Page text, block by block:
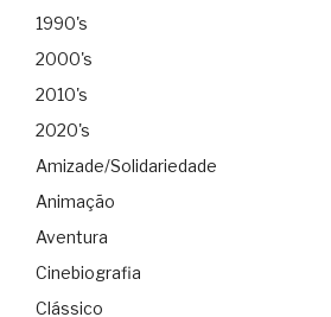
1990's
2000's
2010's
2020's
Amizade/Solidariedade
Animação
Aventura
Cinebiografia
Clássico